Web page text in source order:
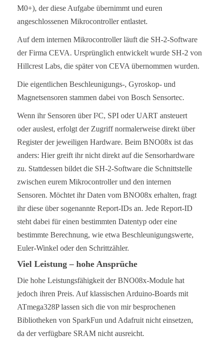
M0+), der diese Aufgabe übernimmt und euren
angeschlossenen Mikrocontroller entlastet.
Auf dem internen Mikrocontroller läuft die SH-2-Software
der Firma CEVA. Ursprünglich entwickelt wurde SH-2 von
Hillcrest Labs, die später von CEVA übernommen wurden.
Die eigentlichen Beschleunigungs-, Gyroskop- und
Magnetsensoren stammen dabei von Bosch Sensortec.
Wenn ihr Sensoren über I²C, SPI oder UART ansteuert
oder auslest, erfolgt der Zugriff normalerweise direkt über
Register der jeweiligen Hardware. Beim BNO08x ist das
anders: Hier greift ihr nicht direkt auf die Sensorhardware
zu. Stattdessen bildet die SH-2-Software die Schnittstelle
zwischen eurem Mikrocontroller und den internen
Sensoren. Möchtet ihr Daten vom BNO08x erhalten, fragt
ihr diese über sogenannte Report-IDs an. Jede Report-ID
steht dabei für einen bestimmten Datentyp oder eine
bestimmte Berechnung, wie etwa Beschleunigungswerte,
Euler-Winkel oder den Schrittzähler.
Viel Leistung – hohe Ansprüche
Die hohe Leistungsfähigkeit der BNO08x-Module hat
jedoch ihren Preis. Auf klassischen Arduino-Boards mit
ATmega328P lassen sich die von mir besprochenen
Bibliotheken von SparkFun und Adafruit nicht einsetzen,
da der verfügbare SRAM nicht ausreicht.